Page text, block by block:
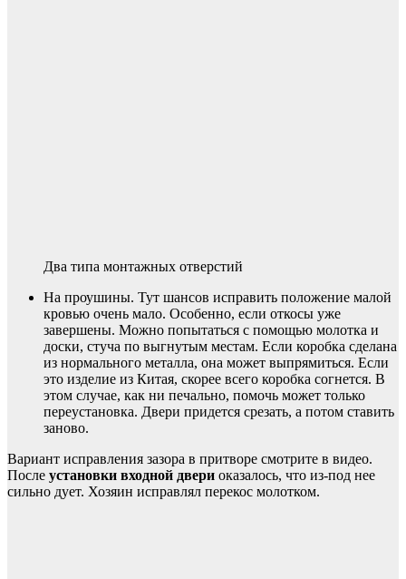
Два типа монтажных отверстий
На проушины. Тут шансов исправить положение малой
кровью очень мало. Особенно, если откосы уже
завершены. Можно попытаться с помощью молотка и
доски, стуча по выгнутым местам. Если коробка сделана
из нормального металла, она может выпрямиться. Если
это изделие из Китая, скорее всего коробка согнется. В
этом случае, как ни печально, помочь может только
переустановка. Двери придется срезать, а потом ставить
заново.
Вариант исправления зазора в притворе смотрите в видео.
После установки входной двери оказалось, что из-под нее
сильно дует. Хозяин исправлял перекос молотком.